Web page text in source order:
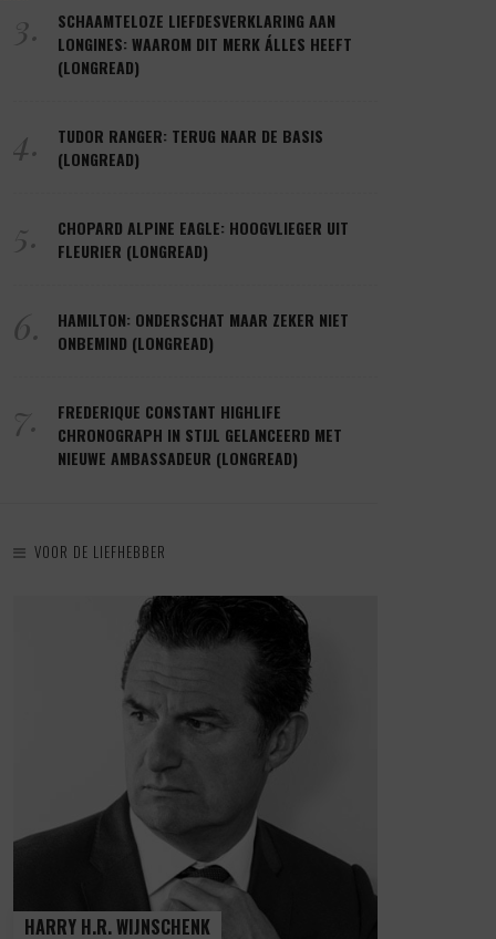
3.
SCHAAMTELOZE LIEFDESVERKLARING AAN
LONGINES: WAAROM DIT MERK ÁLLES HEEFT
(LONGREAD)
4.
TUDOR RANGER: TERUG NAAR DE BASIS
(LONGREAD)
5.
CHOPARD ALPINE EAGLE: HOOGVLIEGER UIT
FLEURIER (LONGREAD)
6.
HAMILTON: ONDERSCHAT MAAR ZEKER NIET
ONBEMIND (LONGREAD)
7.
FREDERIQUE CONSTANT HIGHLIFE
CHRONOGRAPH IN STIJL GELANCEERD MET
NIEUWE AMBASSADEUR (LONGREAD)
VOOR DE LIEFHEBBER
HARRY H.R. WIJNSCHENK